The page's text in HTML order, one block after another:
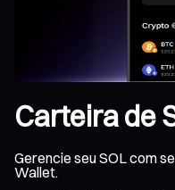
Carteira de
Gerencie seu SOL com
Wallet.